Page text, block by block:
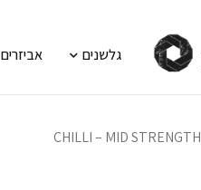
גלשנים אביזרים
CHILLI – MID STRENGTH